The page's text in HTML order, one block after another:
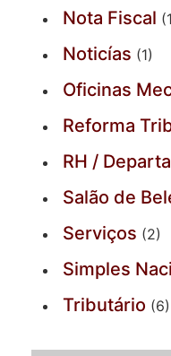
Nota Fiscal
Noticías (1)
Oficinas
Reforma
RH /
Salão de
Serviços (2)
Simples
Tributário (6)